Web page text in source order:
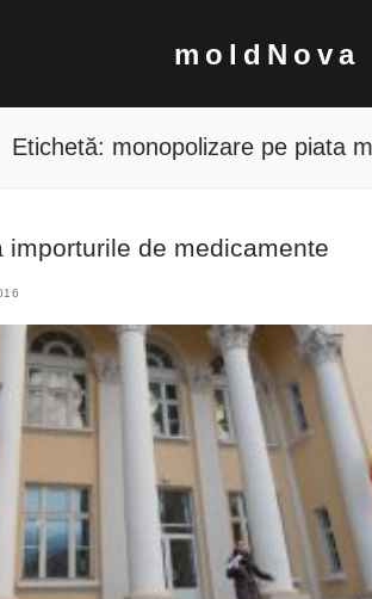
moldNova
Etichetă: monopolizare pe piata
importurile de medicamente